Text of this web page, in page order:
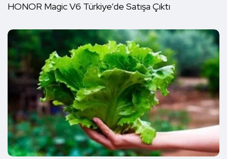
HONOR Magic V6 Türkiye’de Satışa Çıktı